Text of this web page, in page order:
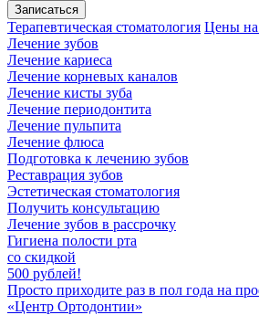
Записаться
Терапевтическая стоматология Цены на
Лечение зубов
Лечение кариеса
Лечение корневых каналов
Лечение кисты зуба
Лечение периодонтита
Лечение пульпита
Лечение флюса
Подготовка к лечению зубов
Реставрация зубов
Эстетическая стоматология
Получить консультацию
Лечение зубов в рассрочку
Гигиена полости рта
со скидкой
500 рублей!
Просто приходите раз в пол года на
«Центр Ортодонтии»